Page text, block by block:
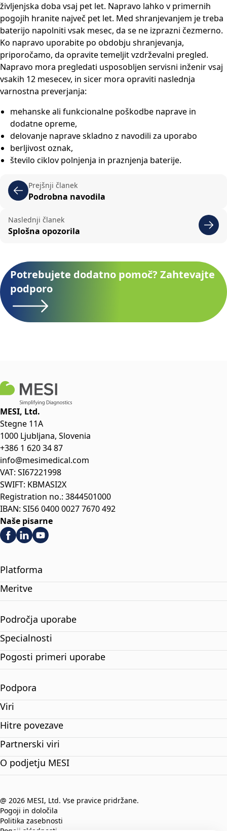
življenjska doba vsaj pet let. Napravo lahko v primernih
pogojih hranite največ pet let. Med shranjevanjem je treba
baterijo napolniti vsak mesec, da se ne izprazni čezmerno.
Ko napravo uporabite po obdobju shranjevanja,
priporočamo, da opravite temeljit vzdrževalni pregled.
Napravo mora pregledati usposobljen servisni inženir vsaj
vsakih 12 mesecev, in sicer mora opraviti naslednja
varnostna preverjanja:
mehanske ali funkcionalne poškodbe naprave in
dodatne opreme,
delovanje naprave skladno z navodili za uporabo
berljivost oznak,
število ciklov polnjenja in praznjenja baterije.
Prejšnji članek
Podrobna navodila
Naslednji članek
Splošna opozorila
Potrebujete dodatno pomoč? Zahtevajte
podporo
MESI, Ltd.
Stegne 11A
1000 Ljubljana, Slovenia
+386 1 620 34 87
info@mesimedical.com
VAT: SI67221998
SWIFT: KBMASI2X
Registration no.: 3844501000
IBAN: SI56 0400 0027 7670 492
Naše pisarne
Platforma
Meritve
Področja uporabe
Specialnosti
Pogosti primeri uporabe
Podpora
Viri
Hitre povezave
Partnerski viri
O podjetju MESI
@ 2026 MESI, Ltd. Vse pravice pridržane.
Pogoji in določila
Politika zasebnosti